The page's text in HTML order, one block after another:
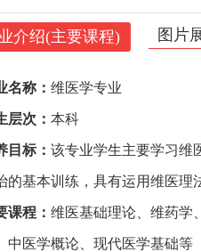
介绍(主要课程) 图片
名称： 维医学专业
层次： 本科
目标： 该专业学生主要学习维
的基本训练，具有运用维医理
课程： 维医基础理论、维药学
中医学概论、现代医学基础等